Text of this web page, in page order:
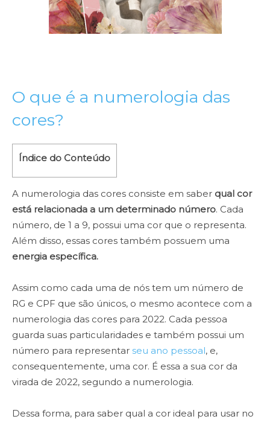
O que é a numerologia das
cores?
Índice do Conteúdo
A numerologia das cores consiste em saber qual cor
está relacionada a um determinado número. Cada
número, de 1 a 9, possui uma cor que o representa.
Além disso, essas cores também possuem uma
energia específica.
Assim como cada uma de nós tem um número de
RG e CPF que são únicos, o mesmo acontece com a
numerologia das cores para 2022. Cada pessoa
guarda suas particularidades e também possui um
número para representar seu ano pessoal, e,
consequentemente, uma cor. É essa a sua cor da
virada de 2022, segundo a numerologia.
Dessa forma, para saber qual a cor ideal para usar no